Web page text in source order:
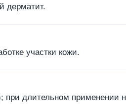
дерматит.
участки кожи.
при длительном